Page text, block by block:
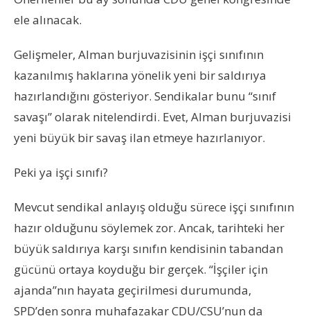
ele alınacak.
Gelişmeler, Alman burjuvazisinin işçi sınıfının
kazanılmış haklarına yönelik yeni bir saldırıya
hazırlandığını gösteriyor. Sendikalar bunu “sınıf
savaşı” olarak nitelendirdi. Evet, Alman burjuvazisi
yeni büyük bir savaş ilan etmeye hazırlanıyor.
Peki ya işçi sınıfı?
Mevcut sendikal anlayış olduğu sürece işçi sınıfının
hazır olduğunu söylemek zor. Ancak, tarihteki her
büyük saldırıya karşı sınıfın kendisinin tabandan
gücünü ortaya koyduğu bir gerçek. “İşçiler için
ajanda”nın hayata geçirilmesi durumunda,
SPD’den sonra muhafazakar CDU/CSU’nun da